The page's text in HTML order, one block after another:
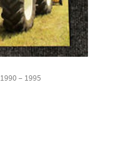
1990 – 1995